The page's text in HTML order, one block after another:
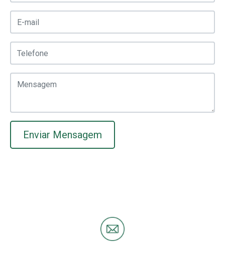
Enviar Mensagem